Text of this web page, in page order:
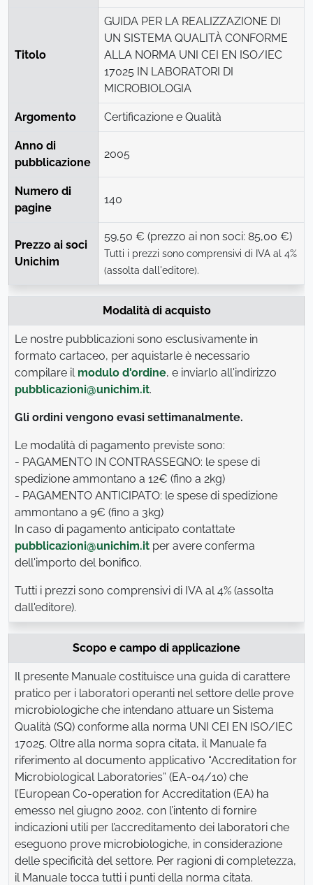
Titolo
GUIDA PER LA REALIZZAZIONE DI
UN SISTEMA QUALITÀ CONFORME
ALLA NORMA UNI CEI EN ISO/IEC
17025 IN LABORATORI DI
MICROBIOLOGIA
Argomento Certificazione e Qualità
Anno di
pubblicazione
2005
Numero di
pagine
140
Prezzo ai soci
Unichim
59,50 € (prezzo ai non soci: 85,00 €)
Tutti i prezzi sono comprensivi di IVA al 4%
(assolta dall'editore).
Modalità di acquisto
Le nostre pubblicazioni sono esclusivamente in
formato cartaceo, per aquistarle è necessario
compilare il modulo d'ordine, e inviarlo all'indirizzo
pubblicazioni@unichim.it.
Gli ordini vengono evasi settimanalmente.
Le modalità di pagamento previste sono:
- PAGAMENTO IN CONTRASSEGNO: le spese di
spedizione ammontano a 12€ (fino a 2kg)
- PAGAMENTO ANTICIPATO: le spese di spedizione
ammontano a 9€ (fino a 3kg)
In caso di pagamento anticipato contattate
pubblicazioni@unichim.it per avere conferma
dell'importo del bonifico.
Tutti i prezzi sono comprensivi di IVA al 4% (assolta
dall'editore).
Scopo e campo di applicazione
Il presente Manuale costituisce una guida di carattere
pratico per i laboratori operanti nel settore delle prove
microbiologiche che intendano attuare un Sistema
Qualità (SQ) conforme alla norma UNI CEI EN ISO/IEC
17025. Oltre alla norma sopra citata, il Manuale fa
riferimento al documento applicativo “Accreditation for
Microbiological Laboratories” (EA-04/10) che
l’European Co-operation for Accreditation (EA) ha
emesso nel giugno 2002, con l’intento di fornire
indicazioni utili per l’accreditamento dei laboratori che
eseguono prove microbiologiche, in considerazione
delle specificità del settore. Per ragioni di completezza,
il Manuale tocca tutti i punti della norma citata.